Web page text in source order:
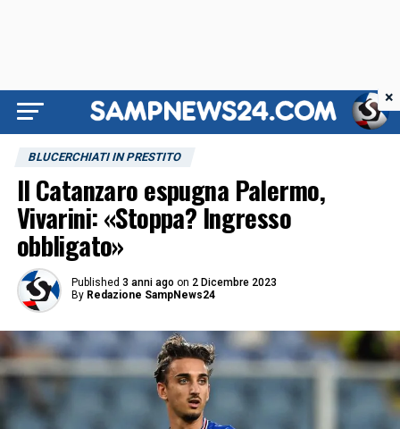
BLUCERCHIATI IN PRESTITO
Il Catanzaro espugna Palermo,
Vivarini: «Stoppa? Ingresso
obbligato»
Published 3 anni ago on 2 Dicembre 2023
By Redazione SampNews24
×